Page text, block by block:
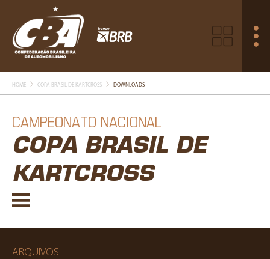
HOME COPA BRASIL DE KARTCROSS DOWNLOADS
CAMPEONATO NACIONAL
COPA BRASIL DE
KARTCROSS
ARQUIVOS